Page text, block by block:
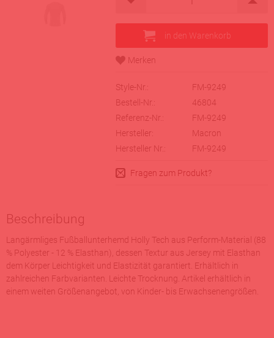
Style-Nr.:
FM-9249
Bestell-Nr.:
46804
Referenz-Nr.:
FM-9249
Hersteller:
Macron
Hersteller Nr.:
FM-9249
Fragen zum Produkt?
Beschreibung
Langärmliges Fußballunterhemd Holly Tech aus Perform-Material (88
% Polyester - 12 % Elasthan), dessen Textur aus Jersey mit Elasthan
dem Körper Leichtigkeit und Elastizität garantiert. Erhältlich in
zahlreichen Farbvarianten. Leichte Trocknung. Artikel erhältlich in
einem weiten Größenangebot, von Kinder- bis Erwachsenengrößen.